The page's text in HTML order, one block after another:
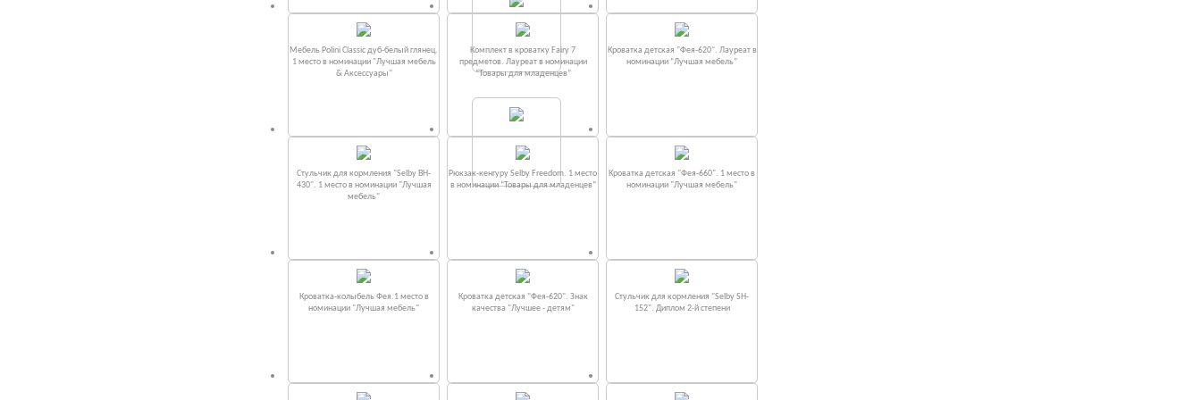
Мебель Polini Classic дуб-белый глянец.
1 место в номинации "Лучшая мебель
& Аксессуары"
Комплект в кроватку Fаiry 7
предметов. Лауреат в номинации
“Товары для младенцев”
Кроватка детская "Фея-620". Лауреат в
номинации “Лучшая мебель”
Стульчик для кормления "Selby BH-
430". 1 место в номинации "Лучшая
мебель"
Рюкзак-кенгуру Selby Freedom. 1 место
в номинации “Товары для младенцев”
Кроватка детская "Фея-660". 1 место в
номинации "Лучшая мебель"
Кроватка-колыбель Фея.1 место в
номинации "Лучшая мебель"
Кроватка детская "Фея-620". Знак
качества "Лучшее - детям"
Стульчик для кормления "Selby SH-
152". Диплом 2-й степени